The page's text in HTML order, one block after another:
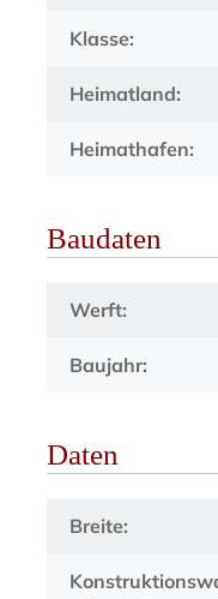
Klasse:
Heimatland:
Heimathafen:
Baudaten
Werft:
Baujahr:
Daten
Breite: